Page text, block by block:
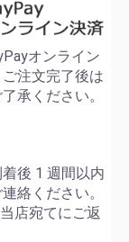
オンライン
注文完了後は
承ください。
後 1 週間以内
絡ください。
店宛てにご返